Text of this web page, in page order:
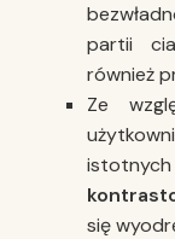
partii
również
Ze
się